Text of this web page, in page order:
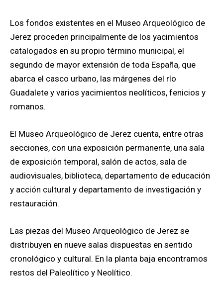
Los fondos existentes en el Museo Arqueológico de
Jerez proceden principalmente de los yacimientos
catalogados en su propio término municipal, el
segundo de mayor extensión de toda España, que
abarca el casco urbano, las márgenes del río
Guadalete y varios yacimientos neolíticos, fenicios y
romanos.
El Museo Arqueológico de Jerez cuenta, entre otras
secciones, con una exposición permanente, una sala
de exposición temporal, salón de actos, sala de
audiovisuales, biblioteca, departamento de educación
y acción cultural y departamento de investigación y
restauración.
Las piezas del Museo Arqueológico de Jerez se
distribuyen en nueve salas dispuestas en sentido
cronológico y cultural. En la planta baja encontramos
restos del Paleolítico y Neolítico.